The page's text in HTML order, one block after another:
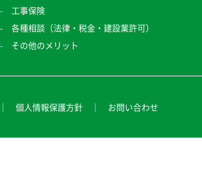
工事保険
各種相談（法律・税金・建設業許可）
その他のメリット
個人情報保護方針 お問い合わせ